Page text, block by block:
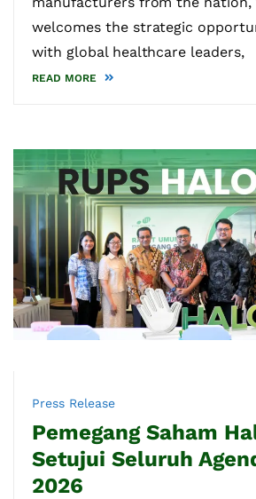
welcomes the strategic
with global healthcare leaders,
READ MORE
Press Release
Pemegang Saham
Setujui Seluruh
2026